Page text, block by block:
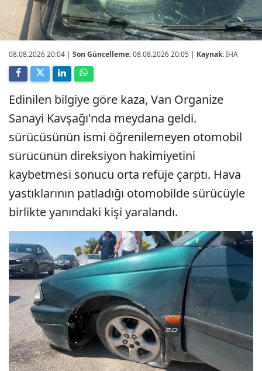
08.08.2026 20:04 | Son Güncelleme:08.08.2026 20:05 | Kaynak:İHA
Edinilen bilgiye göre kaza, Van Organize
Sanayi Kavşağı'nda meydana geldi.
sürücüsünün ismi öğrenilemeyen otomobil
sürücünün direksiyon hakimiyetini
kaybetmesi sonucu orta refüje çarptı. Hava
yastıklarının patladığı otomobilde sürücüyle
birlikte yanındaki kişi yaralandı.